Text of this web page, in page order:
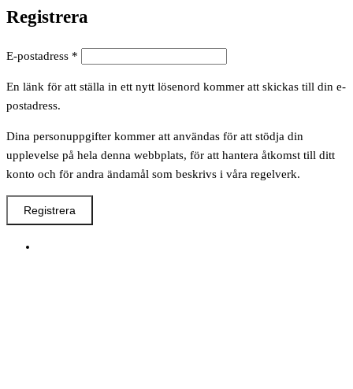
Registrera
E-postadress *
En länk för att ställa in ett nytt lösenord kommer att skickas till din e-
postadress.
Dina personuppgifter kommer att användas för att stödja din
upplevelse på hela denna webbplats, för att hantera åtkomst till ditt
konto och för andra ändamål som beskrivs i våra regelverk.
Registrera